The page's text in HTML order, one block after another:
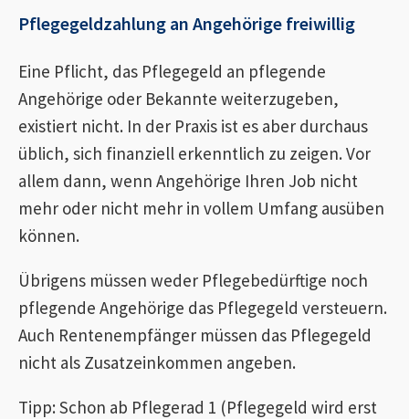
Pflegegeldzahlung an Angehörige freiwillig
Eine Pflicht, das Pflegegeld an pflegende
Angehörige oder Bekannte weiterzugeben,
existiert nicht. In der Praxis ist es aber durchaus
üblich, sich finanziell erkenntlich zu zeigen. Vor
allem dann, wenn Angehörige Ihren Job nicht
mehr oder nicht mehr in vollem Umfang ausüben
können.
Übrigens müssen weder Pflegebedürftige noch
pflegende Angehörige das Pflegegeld versteuern.
Auch Rentenempfänger müssen das Pflegegeld
nicht als Zusatzeinkommen angeben.
Tipp: Schon ab Pflegerad 1 (Pflegegeld wird erst